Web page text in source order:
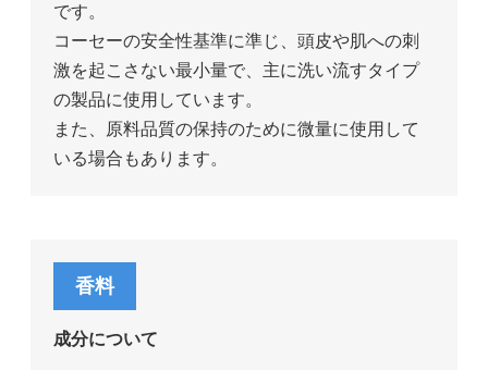
です。
コーセーの安全性基準に準じ、頭皮や肌への刺
激を起こさない最小量で、主に洗い流すタイプ
の製品に使用しています。
また、原料品質の保持のために微量に使用して
いる場合もあります。
香料
成分について